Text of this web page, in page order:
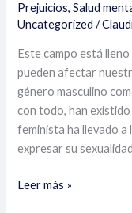
Prejuicios,Salud
Uncategorized /
Este campo está
pueden afectar
género masculino
con todo, han
feminista ha llevado a
expresar su sexualidad
Leer más »